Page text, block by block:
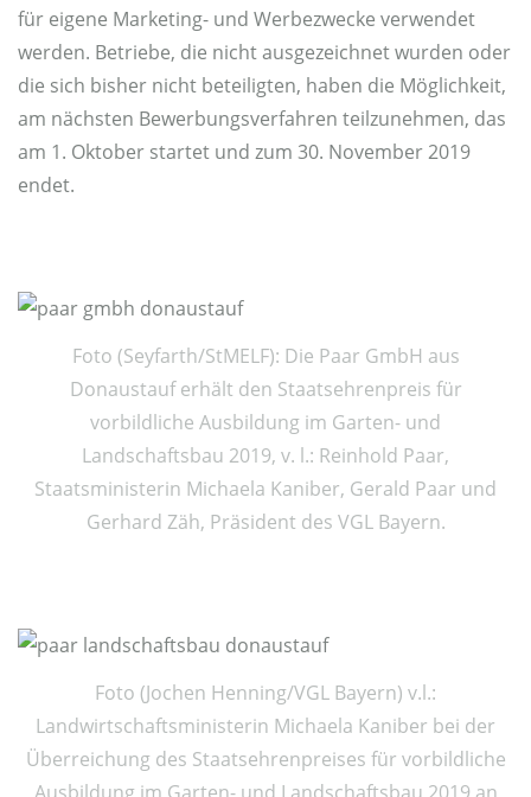
für eigene Marketing- und Werbezwecke verwendet
werden. Betriebe, die nicht ausgezeichnet wurden oder
die sich bisher nicht beteiligten, haben die Möglichkeit,
am nächsten Bewerbungsverfahren teilzunehmen, das
am 1. Oktober startet und zum 30. November 2019
endet.
Foto (Seyfarth/StMELF): Die Paar GmbH aus
Donaustauf erhält den Staatsehrenpreis für
vorbildliche Ausbildung im Garten- und
Landschaftsbau 2019, v. l.: Reinhold Paar,
Staatsministerin Michaela Kaniber, Gerald Paar und
Gerhard Zäh, Präsident des VGL Bayern.
Foto (Jochen Henning/VGL Bayern) v.l.:
Landwirtschaftsministerin Michaela Kaniber bei der
Überreichung des Staatsehrenpreises für vorbildliche